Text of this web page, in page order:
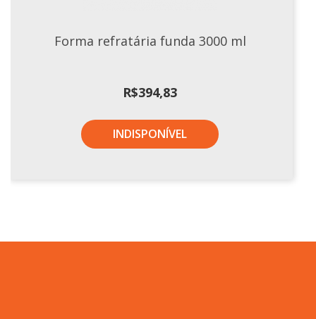
Forma refratária funda 3000 ml
R$394,83
INDISPONÍVEL